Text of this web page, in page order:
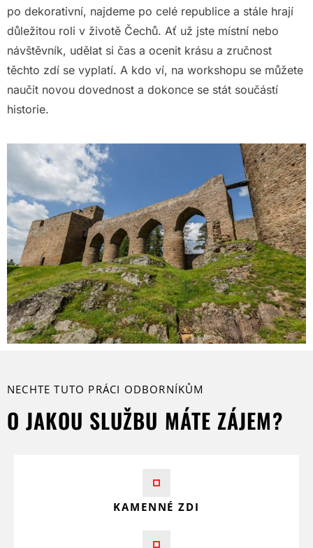
po dekorativní, najdeme po celé republice a stále hrají
důležitou roli v životě Čechů. Ať už jste místní nebo
návštěvník, udělat si čas a ocenit krásu a zručnost
těchto zdí se vyplatí. A kdo ví, na workshopu se můžete
naučit novou dovednost a dokonce se stát součástí
historie.
NECHTE TUTO PRÁCI ODBORNÍKŮM
O JAKOU SLUŽBU MÁTE ZÁJEM?
KAMENNÉ ZDI